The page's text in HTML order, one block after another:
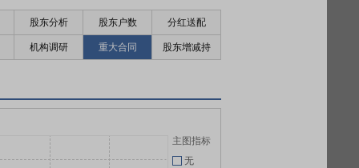
股东分析 股东户数 分红送配
机构调研 重大合同 股东增减持
主图指标
无